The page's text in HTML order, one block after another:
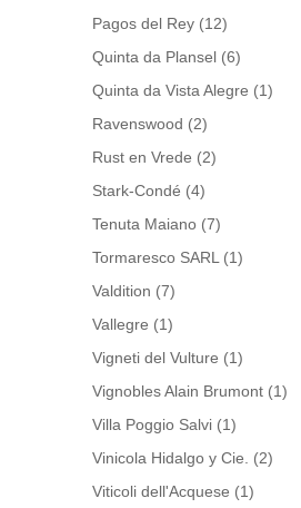
Pagos del Rey (12)
Quinta da Plansel (6)
Quinta da Vista Alegre (1)
Ravenswood (2)
Rust en Vrede (2)
Stark-Condé (4)
Tenuta Maiano (7)
Tormaresco SARL (1)
Valdition (7)
Vallegre (1)
Vigneti del Vulture (1)
Vignobles Alain Brumont (1)
Villa Poggio Salvi (1)
Vinicola Hidalgo y Cie.
(2)
Viticoli dell'Acquese (1)